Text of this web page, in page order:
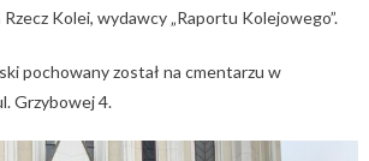
Rzecz Kolei, wydawcy „Raportu Kolejowego”.
pochowany został na cmentarzu w
Grzybowej 4.